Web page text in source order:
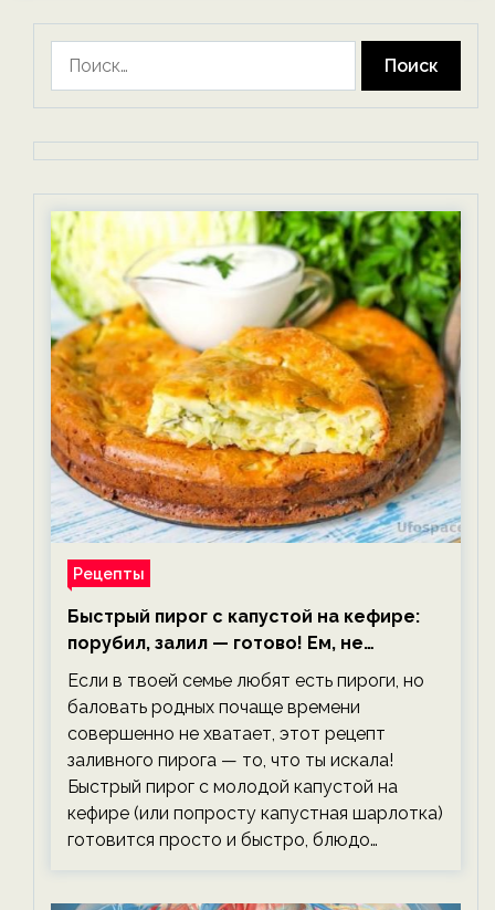
Рецепты
Быстрый пирог с капустой на кефире:
порубил, залил — готово! Ем, не
тревожась о фигуре!
Если в твоей семье любят есть пироги, но
баловать родных почаще времени
совершенно не хватает, этот рецепт
заливного пирога — то, что ты искала!
Быстрый пирог с молодой капустой на
кефире (или попросту капустная шарлотка)
готовится просто и быстро, блюдо…